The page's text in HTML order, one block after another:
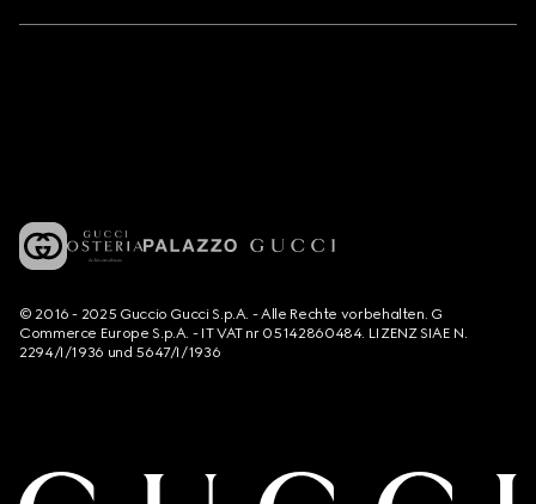
© 2016 - 2025 Guccio Gucci S.p.A. - Alle Rechte vorbehalten. G
Commerce Europe S.p.A. - IT VAT nr 05142860484. LIZENZ SIAE N.
2294/I/1936 und 5647/I/1936